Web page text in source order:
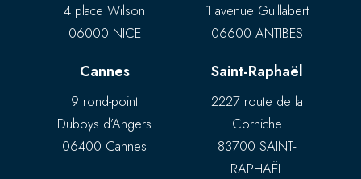
4 place Wilson
06000 NICE
1 avenue Guillabert
06600 ANTIBES
Cannes
9 rond-point
Duboys d’Angers
06400 Cannes
Saint-Raphaël
2227 route de la
Corniche
83700 SAINT-
RAPHAËL